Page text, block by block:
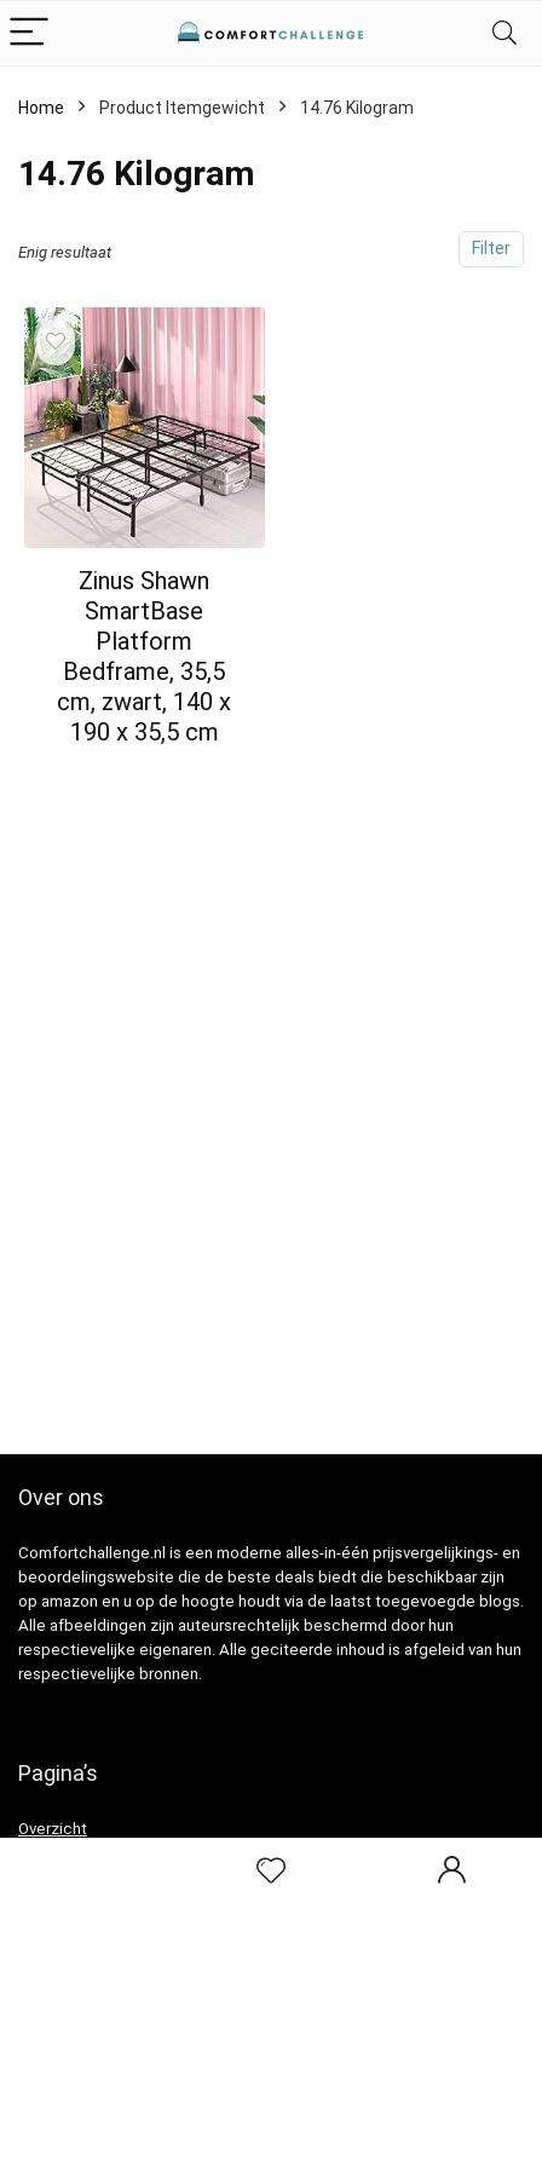
Home Product Itemgewicht ‎14.76 Kilogram
‎14.76 Kilogram
Filter
Enig resultaat
Zinus Shawn
SmartBase
Platform
Bedframe, 35,5
cm, zwart, 140 x
190 x 35,5 cm
Over ons
Comfortchallenge.nl is een moderne alles-in-één prijsvergelijkings- en
beoordelingswebsite die de beste deals biedt die beschikbaar zijn
op amazon en u op de hoogte houdt via de laatst toegevoegde blogs.
Alle afbeeldingen zijn auteursrechtelijk beschermd door hun
respectievelijke eigenaren. Alle geciteerde inhoud is afgeleid van hun
respectievelijke bronnen.
Pagina’s
Overzicht